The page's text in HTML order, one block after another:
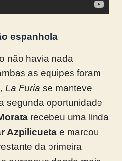
espanhola
não havia nada
as equipes foram
La Furia se manteve
segunda oportunidade
recebeu uma linda
Azpilicuetae marcou
da primeira